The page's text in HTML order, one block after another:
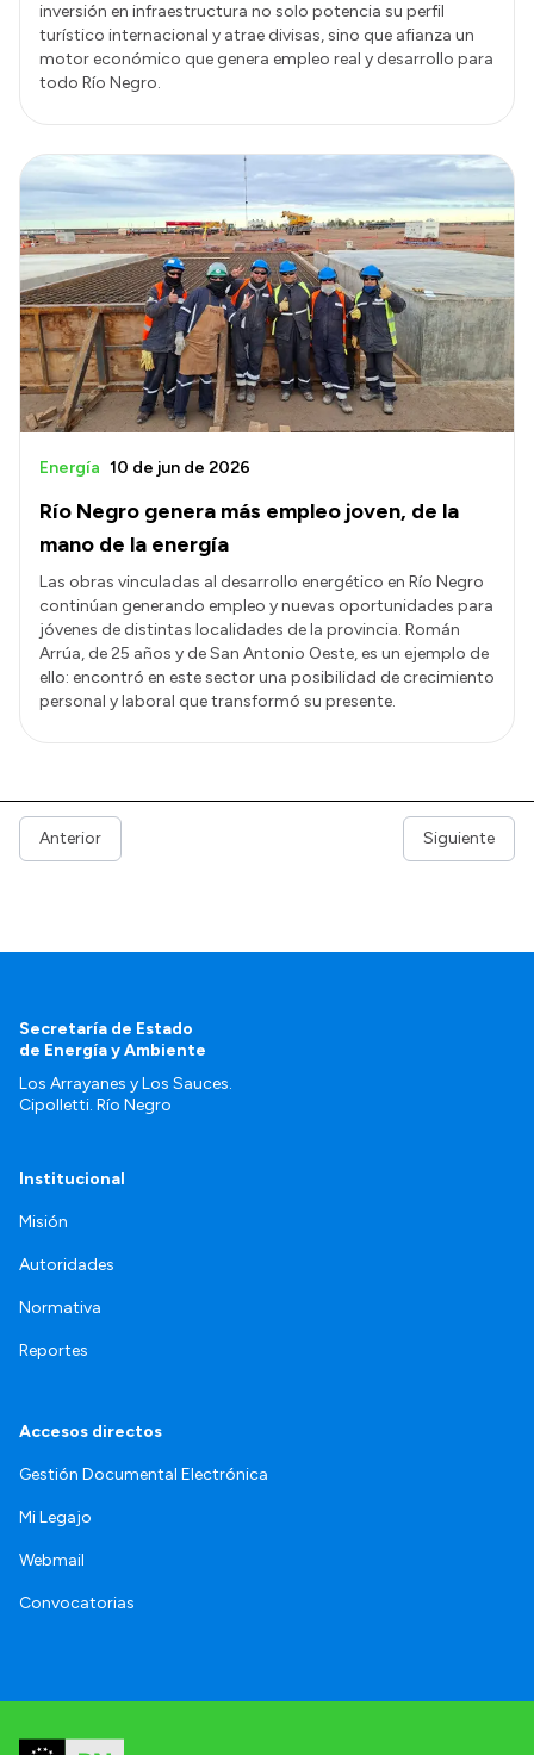
inversión en infraestructura no solo potencia su perfil
turístico internacional y atrae divisas, sino que afianza un
motor económico que genera empleo real y desarrollo para
todo Río Negro.
Río Negro genera más empleo joven, de la
mano de la energía
Energía 10 de jun de 2026
Las obras vinculadas al desarrollo energético en Río Negro
continúan generando empleo y nuevas oportunidades para
jóvenes de distintas localidades de la provincia. Román
Arrúa, de 25 años y de San Antonio Oeste, es un ejemplo de
ello: encontró en este sector una posibilidad de crecimiento
personal y laboral que transformó su presente.
Anterior Siguiente
Secretaría de Estado
de Energía y Ambiente
Los Arrayanes y Los Sauces.
Cipolletti. Río Negro
Institucional
Misión
Autoridades
Normativa
Reportes
Accesos directos
Gestión Documental Electrónica
Mi Legajo
Webmail
Convocatorias